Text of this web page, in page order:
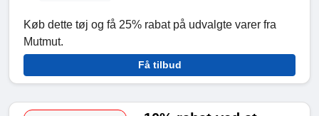
Køb dette tøj og få 25% rabat på udvalgte varer fra
Mutmut.
Få tilbud